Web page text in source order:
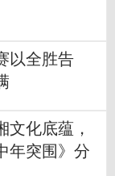
以全胜告
文化底蕴，
年突围》分